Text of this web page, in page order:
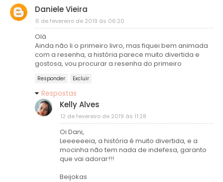
Daniele Vieira
6 de fevereiro de 2019 às 06:20
Olá
Ainda não li o primeiro livro, mas fiquei bem animada
com a resenha, a história parece muito divertida e
gostosa, vou procurar a resenha do primeiro
Responder Excluir
Respostas
Kelly Alves
12 de fevereiro de 2019 às 11:28
Oi Dani,
Leeeeeeia, a história é muito divertida, e a
mocinha não tem nada de indefesa, garanto
que vai adorar!!!
Beijokas